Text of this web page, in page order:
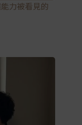
力被看見的